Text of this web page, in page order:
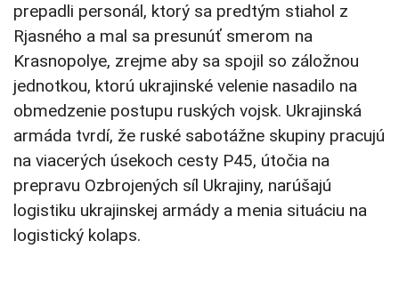
prepadli personál, ktorý sa predtým stiahol z
Rjasného a mal sa presunúť smerom na
Krasnopolye, zrejme aby sa spojil so záložnou
jednotkou, ktorú ukrajinské velenie nasadilo na
obmedzenie postupu ruských vojsk. Ukrajinská
armáda tvrdí, že ruské sabotážne skupiny pracujú
na viacerých úsekoch cesty P45, útočia na
prepravu Ozbrojených síl Ukrajiny, narúšajú
logistiku ukrajinskej armády a menia situáciu na
logistický kolaps.